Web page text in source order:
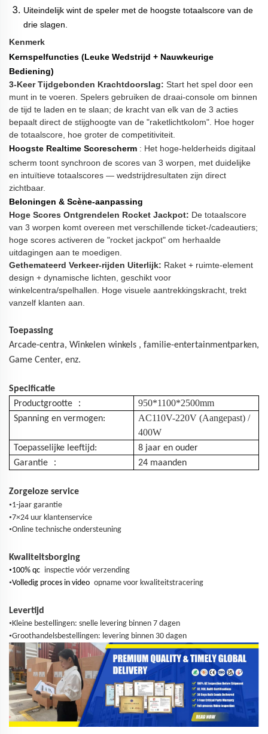
Uiteindelijk wint de speler met de hoogste totaalscore van de
drie slagen.
Kenmerk
Kernspelfuncties (Leuke Wedstrijd + Nauwkeurige
Bediening)
3-Keer Tijdgebonden Krachtdoorslag: Start het spel door een
munt in te voeren. Spelers gebruiken de draai-console om binnen
de tijd te laden en te slaan; de kracht van elk van de 3 acties
bepaalt direct de stijghoogte van de "raketlichtkolom". Hoe hoger
de totaalscore, hoe groter de competitiviteit.
Hoogste Realtime Scorescherm : Het hoge-helderheids digitaal
scherm toont synchroon de scores van 3 worpen, met duidelijke
en intuïtieve totaalscores — wedstrijdresultaten zijn direct
zichtbaar.
Beloningen & Scène-aanpassing
Hoge Scores Ontgrendelen Rocket Jackpot: De totaalscore
van 3 worpen komt overeen met verschillende ticket-/cadeautiers;
hoge scores activeren de "rocket jackpot" om herhaalde
uitdagingen aan te moedigen.
Gethemateerd Verkeer-rijden Uiterlijk: Raket + ruimte-element
design + dynamische lichten, geschikt voor
winkelcentra/spelhallen. Hoge visuele aantrekkingskracht, trekt
vanzelf klanten aan.
Toepassing
Arcade-centra,Winkelen winkels , familie-entertainmentparken,
Game Center, enz.
Specificatie
Productgrootte
： 950*1100*2500mm
Spanning en vermogen:
AC110V-220V (Aangepast) /
400W
Toepasselijke leeftijd:
8 jaar en ouder
Garantie
： 24 maanden
Zorgeloze service
•1-jaar garantie
•7×24 uur klantenservice
•Online technische ondersteuning
Kwaliteitsborging
•100% qc inspectie vóór verzending
•Volledig proces in video opname voor kwaliteitstracering
Levertijd
•Kleine bestellingen: snelle levering binnen 7 dagen
•Groothandelsbestellingen: levering binnen 30 dagen